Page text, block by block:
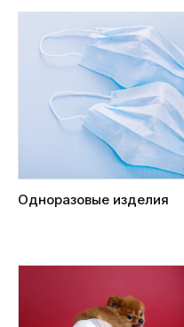
Одноразовые изделия